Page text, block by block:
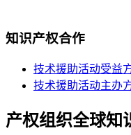
知识产权合作
技术援助活动受益
技术援助活动主办
产权组织全球知